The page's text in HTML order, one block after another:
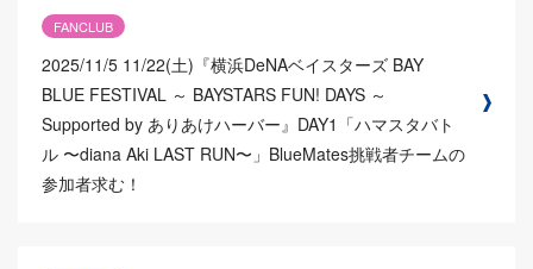
FANCLUB
2025/11/5 11/22(土)『横浜DeNAベイスターズ BAY
BLUE FESTIVAL ～ BAYSTARS FUN! DAYS ～
Supported by ありあけハーバー』DAY1「ハマスタバト
ル 〜diana Aki LAST RUN〜」BlueMates挑戦者チームの
参加者求む！